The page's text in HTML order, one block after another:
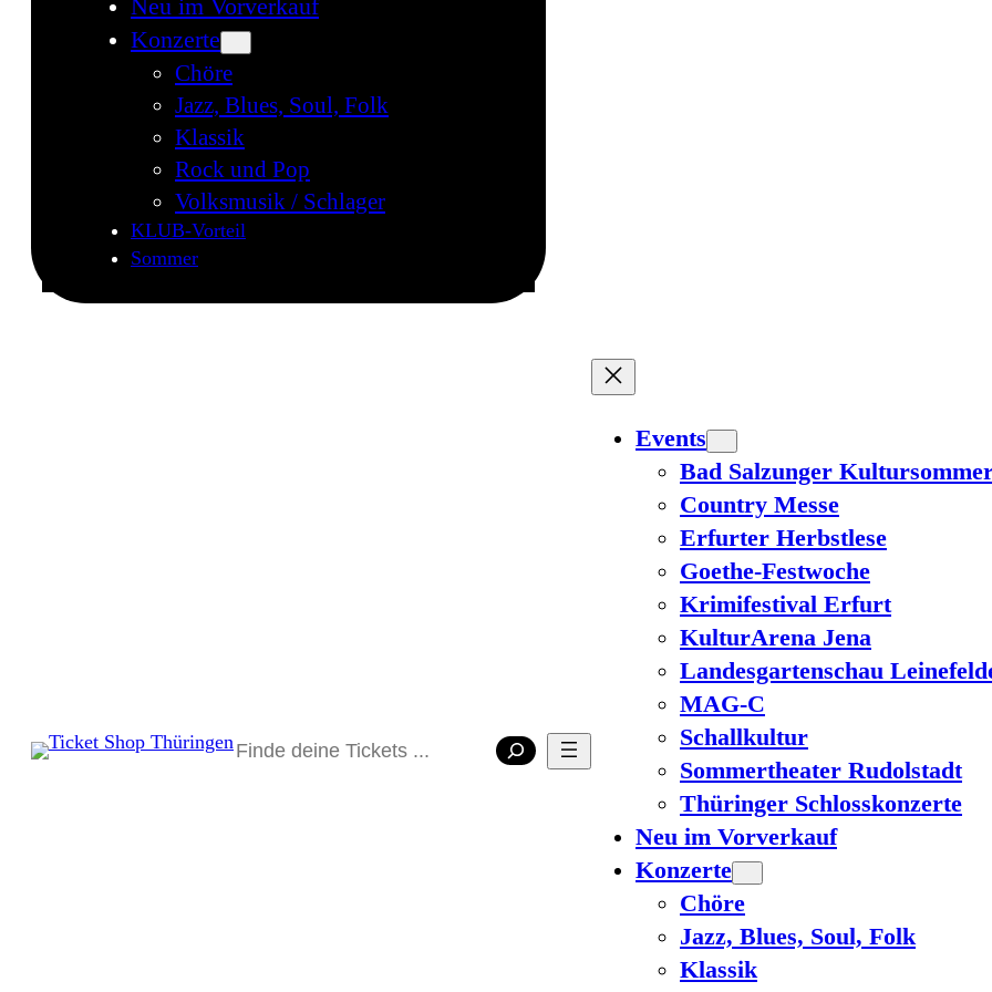
Neu im Vorverkauf
Konzerte
Chöre
Jazz, Blues, Soul, Folk
Klassik
Rock und Pop
Volksmusik / Schlager
KLUB-Vorteil
Sommer
Suchen
Events
Bad Salzunger
Country Messe
Erfurter Herbstlese
Goethe-Festwoche
Krimifestival Erfurt
KulturArena Jena
Landesgartenschau
MAG-C
Schallkultur
Sommertheater Rudolstadt
Thüringer Schlosskonzerte
Neu im Vorverkauf
Konzerte
Chöre
Jazz, Blues, Soul, Folk
Klassik